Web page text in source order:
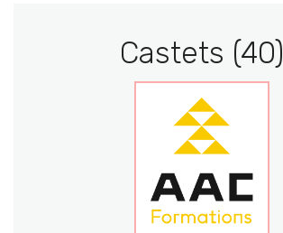
Castets (40)